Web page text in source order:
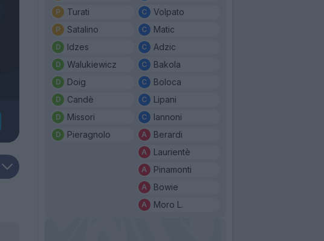
Turati
Satalino
Idzes
Walukiewicz
Doig
Candè
Missori
Pieragnolo
Volpato
Matic
Adzic
Bakola
Boloca
Lipani
Iannoni
Berardi
Laurientè
Pinamonti
Bowie
Moro L.